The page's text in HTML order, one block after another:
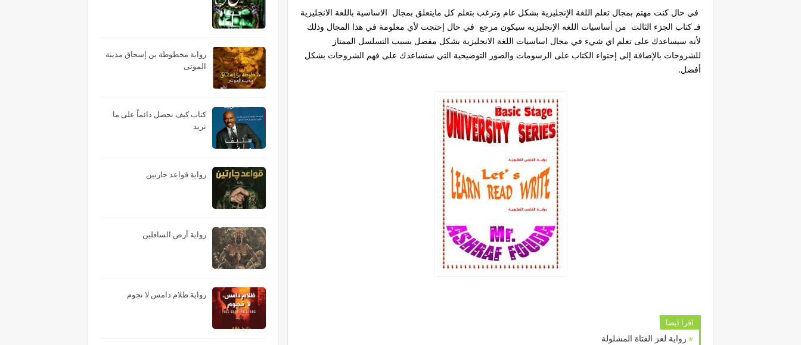
في حال كنت مهتم بمجال تعلم اللغة الإنجليزية بشكل عام وترغب بتعلم كل مايتعلق بمجال الاساسية باللغة الانجليزية
فـ كتاب الجزء الثالث من أساسيات اللغه الإنجليزيه سيكون مرجع في حال إحتجت لأي معلومة في هذا المجال وذلك
لأنه سيساعدك على تعلم اي شيء في مجال اساسيات اللغة الانجليزية بشكل مفصل بسبب التسلسل الممتاز
للشروحات بالإضافة إلى إحتواء الكتاب على الرسومات والصور التوضيحية التي ستساعدك على فهم الشروحات بشكل
أفضل.
اقرا ايضا
رواية لغز الفتاة المشلولة
رواية مخطوطة بن إسحاق مدينة
الموتى
كتاب كيف نحصل دائماً على ما
نريد
رواية قواعد جارتين
رواية أرض السافلين
رواية ظلام دامس لا نجوم